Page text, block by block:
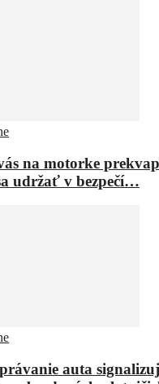
na motorke
udržať v bezpečí…
auta